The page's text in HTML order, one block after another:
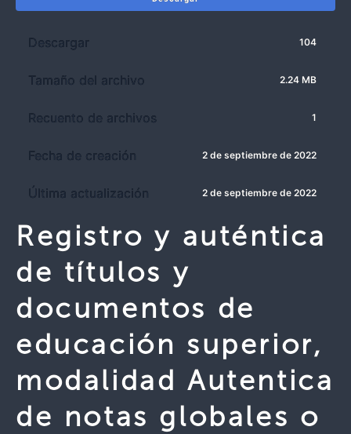
Descargar 104
Tamaño del archivo 2.24 MB
Recuento de archivos 1
Fecha de creación 2 de septiembre de 2022
Última actualización 2 de septiembre de 2022
Registro y auténtica
de títulos y
documentos de
educación superior,
modalidad Autentica
de notas globales o